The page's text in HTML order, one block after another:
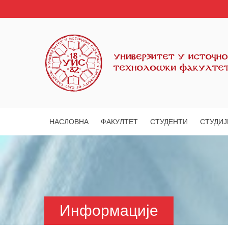
НАСЛОВНА ФАКУЛТЕТ СТУДЕНТИ
Информације